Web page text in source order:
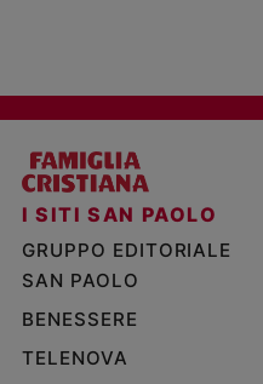
I SITI SAN PAOLO
GRUPPO EDITORIALE
SAN PAOLO
BENESSERE
TELENOVA